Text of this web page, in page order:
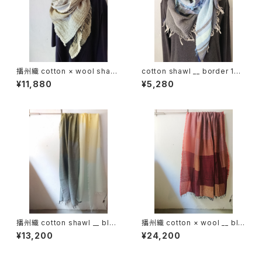
播州織 cotton × wool shawl
__ block 220 枯芒K
¥11,880
cotton shawl __ border 160
蒼昊w
¥5,280
播州織 cotton shawl __ bloc
k 220-120 月鏡KW
¥13,200
播州織 cotton × wool __ blo
ck 220-120 埋火GK
¥24,200